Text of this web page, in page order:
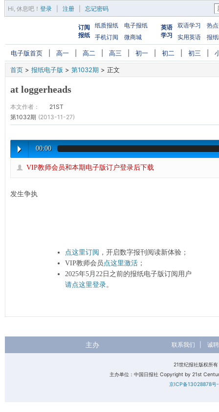
Hi, 休息吧 ！ 登录 注册 忘记密码
订阅
报纸
纸质报纸
电子报纸
手机订阅
微商城
英语
学习
双语学习
热
实用英语
报
电子版首页 高一 高二 高三 初一 初二 初三
首页 > 报纸电子版 > 第1032期 > 正文
at loggerheads
本文作者：
21ST
第1032期 (2013-11-27)
00:00
VIP教师会员和本期电子版订户登录后下载
发生争执
点这里订阅 ，开启数字报刊阅读新体验；
VIP教师会员点这里激活 ；
2025年5月22日之前的报纸电子版订阅用户
请点这里登录。
主办 联系我们 诚
21世纪报社版权所
主办单位：中国日报社 Copyright by 21st
京ICP备13028878号